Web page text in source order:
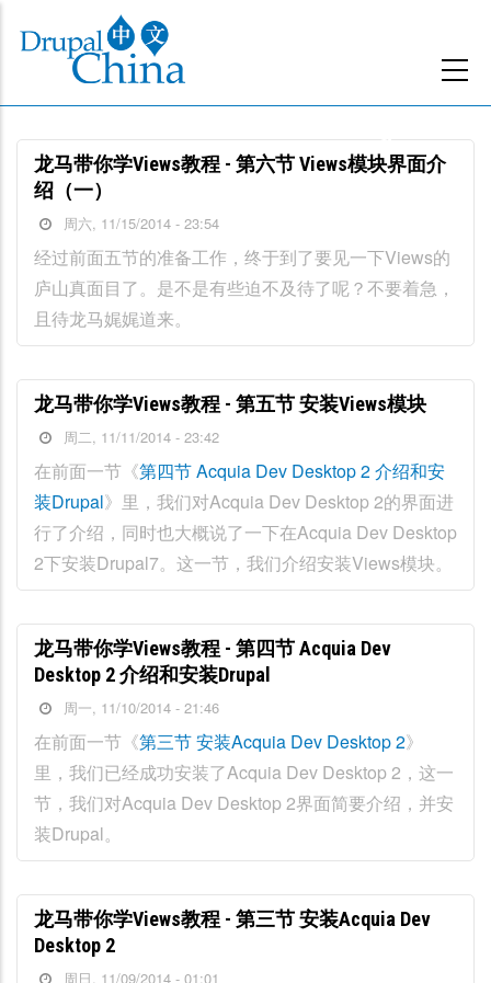
主
要
龙马带你学Views教程 - 第六节 Views模块界面介
绍（一）
周六, 11/15/2014 - 23:54
经过前面五节的准备工作，终于到了要见一下Views的
庐山真面目了。是不是有些迫不及待了呢？不要着急，
且待龙马娓娓道来。
龙马带你学Views教程 - 第五节 安装Views模块
周二, 11/11/2014 - 23:42
在前面一节《第四节 Acquia Dev Desktop 2 介绍和安
装Drupal》里，我们对Acquia Dev Desktop 2的界面进
行了介绍，同时也大概说了一下在Acquia Dev Desktop
2下安装Drupal7。这一节，我们介绍安装Views模块。
龙马带你学Views教程 - 第四节 Acquia Dev
Desktop 2 介绍和安装Drupal
周一, 11/10/2014 - 21:46
在前面一节《第三节 安装Acquia Dev Desktop 2》
里，我们已经成功安装了Acquia Dev Desktop 2，这一
节，我们对Acquia Dev Desktop 2界面简要介绍，并安
装Drupal。
龙马带你学Views教程 - 第三节 安装Acquia Dev
Desktop 2
周日, 11/09/2014 - 01:01